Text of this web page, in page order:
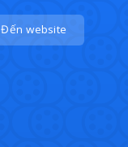
Đến website